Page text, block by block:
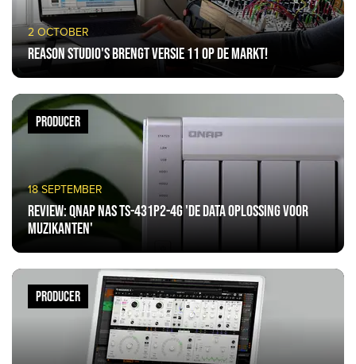
2 OCTOBER
Reason Studio's brengt versie 11 op de markt!
18 SEPTEMBER
Review: QNAP NAS TS-431P2-4G 'de data oplossing voor
muzikanten'
PRODUCER
PRODUCER